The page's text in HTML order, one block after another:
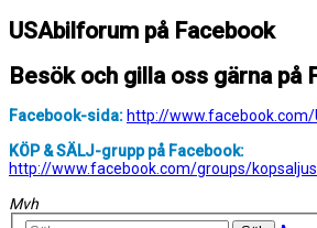
USAbilforum på Facebook
Besök och gilla oss gärna på
Facebook-sida: http://
KÖP & SÄLJ-grupp på Facebook:
http://www.facebook.com/groups/
Mvh